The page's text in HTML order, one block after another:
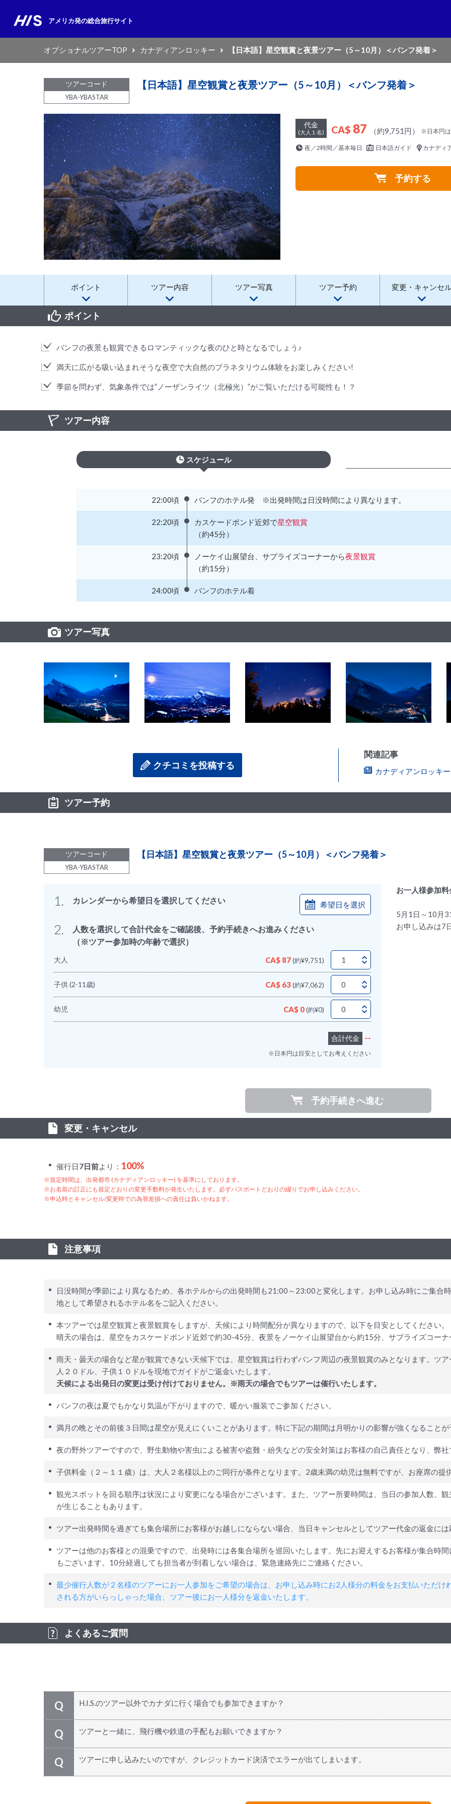
アメリカ発の総合旅行サイト
オプショナルツアーTOP カナディアンロッキー 【日本語】星空観賞と夜景ツアー（5～10月）＜バンフ発着＞
ツアーコード
YBA-YBASTAR
【日本語】星空観賞と夜景ツアー（5～10月）＜バンフ発着＞
代金
(大人１名) CA$ 87 （約9,751円） ※日本円
夜／2時間／基本毎日 日本語ガイド カナディ
予約する
ポイント ツアー内容 ツアー写真 ツアー予約 変更・キャンセ
ポイント
バンフの夜景も観賞できるロマンティックな夜のひと時となるでしょう♪
満天に広がる吸い込まれそうな夜空で大自然のプラネタリウム体験をお楽しみください!
季節を問わず、気象条件では”ノーザンライツ（北極光）”がご覧いただける可能性も！？
ツアー内容
スケジュール
22:00頃 バンフのホテル発 ※出発時間は日没時間により異なります。
22:20頃 カスケードポンド近郊で星空観賞
（約45分）
23:20頃 ノーケイ山展望台、サプライズコーナーから夜景観賞
（約15分）
24:00頃 バンフのホテル着
ツアー写真
クチコミを投稿する
関連記事
カナディアンロッキ
ツアー予約
ツアーコード
YBA-YBASTAR
【日本語】星空観賞と夜景ツアー（5～10月）＜バンフ発着＞
1. カレンダーから希望日を選択してください 希望日を選択
2.
人数を選択して合計代金をご確認後、予約手続きへお進みください
（※ツアー参加時の年齢で選択）
大人 CA$ 87(約¥9,751)
子供(2-11歳) CA$ 63(約¥7,062)
幼児 CA$ 0(約¥0)
合計代金 --
※日本円は目安としてお考えください
お一人様参加
5月1日～10月
お申し込みは7
予約手続きへ進む
変更・キャンセル
催行日7日前より： 100%
※規定時間は、出発都市 (カナディアンロッキー) を基準にしております。
※お名前の訂正にも規定どおりの変更手数料が発生いたします。必ずパスポートどおりの綴りでお申し込みください。
※申込時とキャンセル/変更時での為替差損への責任は負いかねます。
注意事項
日没時間が季節により異なるため、各ホテルからの出発時間も21:00～23:00と変化します。お申し込み時にご集合
地として希望されるホテル名をご記入ください。
本ツアーでは星空観賞と夜景観賞をしますが、天候により時間配分が異なりますので、以下を目安としてください。
晴天の場合は、星空をカスケードポンド近郊で約30-45分、夜景をノーケイ山展望台から約15分、サプライズコー
雨天・曇天の場合など星が観賞できない天候下では、星空観賞は行わずバンフ周辺の夜景観賞のみとなります。ツ
人２０ドル、子供１０ドルを現地でガイドがご返金いたします。
天候による出発日の変更は受け付けておりません。※雨天の場合でもツアーは催行いたします。
バンフの夜は夏でもかなり気温が下がりますので、暖かい服装でご参加ください。
満月の晩とその前後３日間は星空が見えにくいことがあります。特に下記の期間は月明かりの影響が強くなること
夜の野外ツアーですので、野生動物や害虫による被害や盗難・紛失などの安全対策はお客様の自己責任となり、弊
子供料金（２～１１歳）は、大人２名様以上のご同行が条件となります。2歳未満の幼児は無料ですが、お座席の提
観光スポットを回る順序は状況により変更になる場合がございます。また、ツアー所要時間は、当日の参加人数、
が生じることもあります。
ツアー出発時間を過ぎても集合場所にお客様がお越しにならない場合、当日キャンセルとしてツアー代金の返金に
ツアーは他のお客様との混乗ですので、出発時には各集合場所を巡回いたします。先にお迎えするお客様が集合時
もございます。10分経過しても担当者が到着しない場合は、緊急連絡先にご連絡ください。
最少催行人数が２名様のツアーにお一人参加をご希望の場合は、お申し込み時にお2人様分の料金をお支払いただ
される方がいらっしゃった場合、ツアー後にお一人様分を返金いたします。
よくあるご質問
Q H.I.S.のツアー以外でカナダに行く場合でも参加できますか？
A
どうぞご参加ください。日本発のツアーでカナダにお越しになる方、個人旅行で来られる方、カナダなど海
Q ツアーと一緒に、飛行機や鉄道の手配もお願いできますか？
A
もちろん承ります！ カナダ国内で移動される場合の航空券や鉄道およびバスの乗車券などもお気軽にお申
Q ツアーに申し込みたいのですが、クレジットカード決済でエラーが出てしまいます。